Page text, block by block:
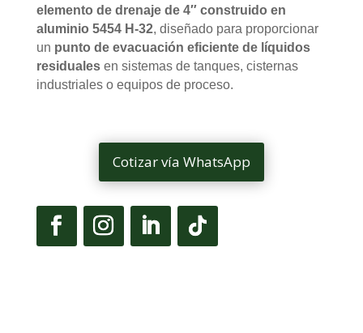
elemento de drenaje de 4″ construido en
aluminio 5454 H-32, diseñado para proporcionar
un punto de evacuación eficiente de líquidos
residualesen sistemas de tanques, cisternas
industriales o equipos de proceso.
Cotizar vía WhatsApp